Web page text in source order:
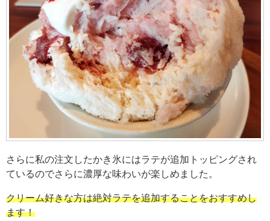
さらに私の注文したかき氷にはラテが追加トッピングされ
ているのでさらに濃厚な味わいが楽しめました。
クリーム好きな方は絶対ラテを追加することをおすすめし
ます！